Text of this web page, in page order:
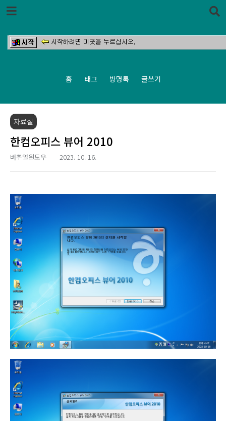
본문 바로가기
홈 태그 방명록 글쓰기
자료실
한컴오피스 뷰어 2010
버추얼윈도우 2023. 10. 16.